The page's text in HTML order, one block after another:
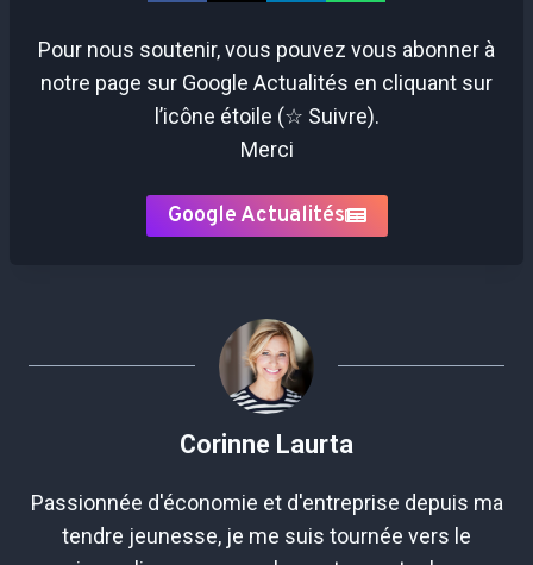
Pour nous soutenir, vous pouvez vous abonner à
notre page sur Google Actualités en cliquant sur
l’icône étoile (☆ Suivre).
Merci
Google Actualités
Corinne Laurta
Passionnée d'économie et d'entreprise depuis ma
tendre jeunesse, je me suis tournée vers le